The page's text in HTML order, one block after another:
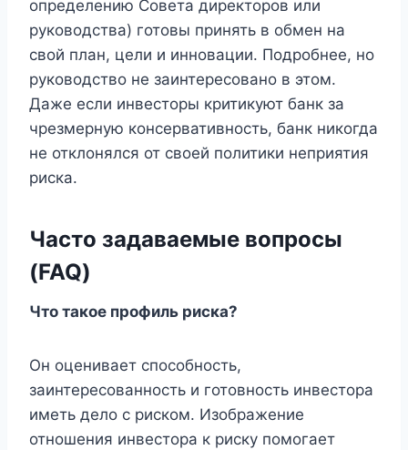
определению Совета директоров или
руководства) готовы принять в обмен на
свой план, цели и инновации. Подробнее, но
руководство не заинтересовано в этом.
Даже если инвесторы критикуют банк за
чрезмерную консервативность, банк никогда
не отклонялся от своей политики неприятия
риска.
Часто задаваемые вопросы
(FAQ)
Что такое профиль риска?
Он оценивает способность,
заинтересованность и готовность инвестора
иметь дело с риском. Изображение
отношения инвестора к риску помогает